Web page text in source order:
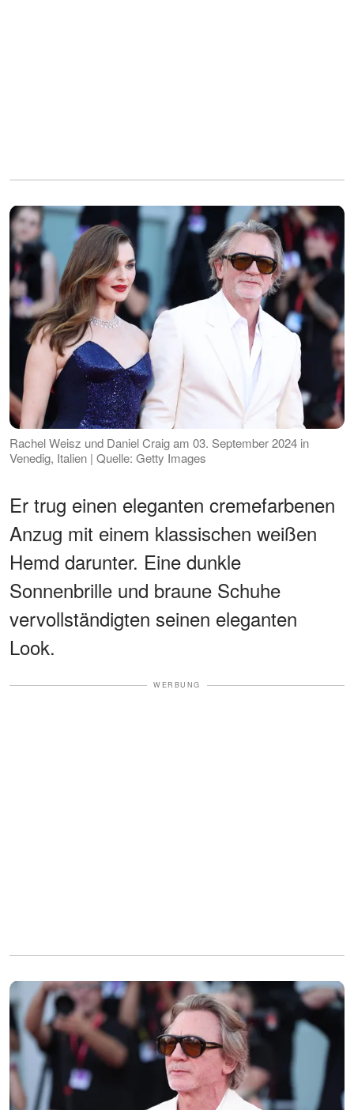
Rachel Weisz und Daniel Craig am 03. September 2024 in
Venedig, Italien | Quelle: Getty Images
Er trug einen eleganten cremefarbenen
Anzug mit einem klassischen weißen
Hemd darunter. Eine dunkle
Sonnenbrille und braune Schuhe
vervollständigten seinen eleganten
Look.
WERBUNG